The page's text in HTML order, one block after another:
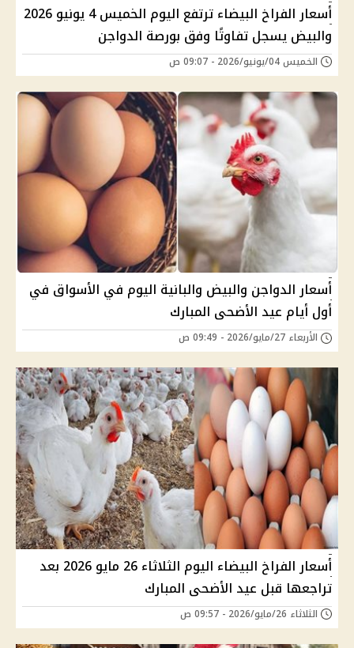
أسعار الفراخ البيضاء ترتفع اليوم الخميس 4 يونيو 2026
والبيض يسجل تفاوتًا وفق بورصة الدواجن
الخميس 04/يونيو/2026 - 09:07 ص
أسعار الدواجن والبيض والبانية اليوم في الأسواق في
أول أيام عيد الأضحى المبارك
الأربعاء 27/مايو/2026 - 09:49 ص
أسعار الفراخ البيضاء اليوم الثلاثاء 26 مايو 2026 بعد
تراجعها قبل عيد الأضحى المبارك
الثلاثاء 26/مايو/2026 - 09:57 ص